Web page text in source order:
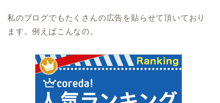
私のブログでもたくさんの広告を貼らせて頂いており
ます。例えばこんなの。